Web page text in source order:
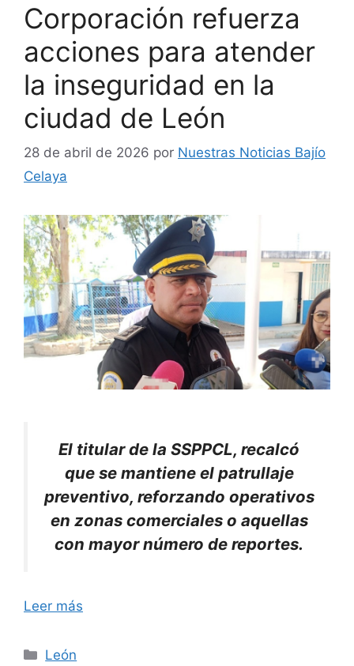
Corporación refuerza
acciones para atender
la inseguridad en la
ciudad de León
28 de abril de 2026 por Nuestras Noticias Bajío
Celaya
El titular de la SSPPCL, recalcó
que se mantiene el patrullaje
preventivo, reforzando operativos
en zonas comerciales o aquellas
con mayor número de reportes.
Leer más
Categorías
León